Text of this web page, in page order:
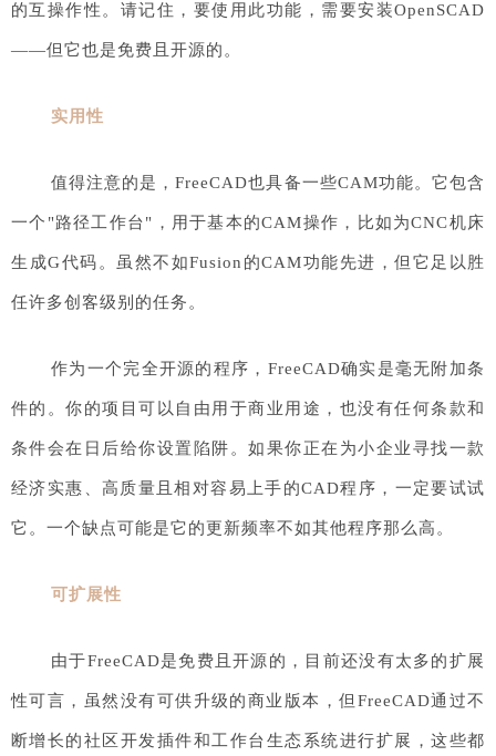
的互操作性。请记住，要使用此功能，需要安装OpenSCAD
——但它也是免费且开源的。
实用性
值得注意的是，FreeCAD也具备一些CAM功能。它包含
一个"路径工作台"，用于基本的CAM操作，比如为CNC机床
生成G代码。虽然不如Fusion的CAM功能先进，但它足以胜
任许多创客级别的任务。
作为一个完全开源的程序，FreeCAD确实是毫无附加条
件的。你的项目可以自由用于商业用途，也没有任何条款和
条件会在日后给你设置陷阱。如果你正在为小企业寻找一款
经济实惠、高质量且相对容易上手的CAD程序，一定要试试
它。一个缺点可能是它的更新频率不如其他程序那么高。
可扩展性
由于FreeCAD是免费且开源的，目前还没有太多的扩展
性可言，虽然没有可供升级的商业版本，但FreeCAD通过不
断增长的社区开发插件和工作台生态系统进行扩展，这些都